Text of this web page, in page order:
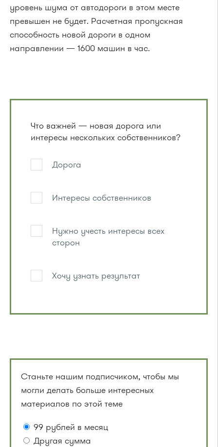
уровень шума от автодороги в этом месте
превышен не будет. Расчетная пропускная
способность новой дороги в одном
направлении — 1600 машин в час.
Что важней — новая дорога или
интересы нескольких собственников?
Дорога
Интересы собственников
Нужно учесть интересы всех
сторон
Хочу узнать результат
Станьте нашим подписчиком, чтобы мы
могли делать больше интересных
материалов по этой теме
99 рублей в месяц
Другая сумма